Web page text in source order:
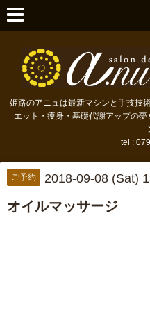
姫路のアニュは最新マシンと手技技
エット・痩身・基礎代謝アップの
tel :
ご予約 2018-09-08 (Sat)
オイルマッサージ